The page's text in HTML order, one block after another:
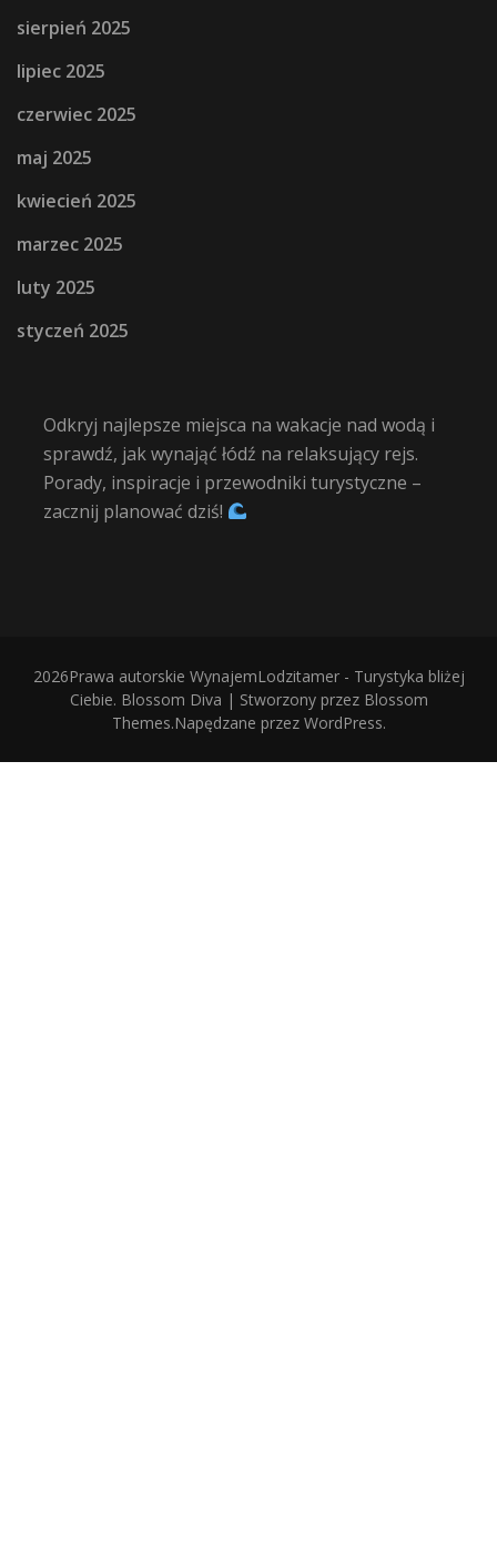
sierpień 2025
lipiec 2025
czerwiec 2025
maj 2025
kwiecień 2025
marzec 2025
luty 2025
styczeń 2025
Odkryj najlepsze miejsca na wakacje nad wodą i
sprawdź, jak wynająć łódź na relaksujący rejs.
Porady, inspiracje i przewodniki turystyczne –
zacznij planować dziś!
2026Prawa autorskie WynajemLodzitamer - Turystyka bliżej
Ciebie. Blossom Diva | Stworzony przez Blossom
Themes.Napędzane przez WordPress.